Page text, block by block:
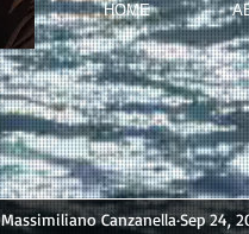
HOME
Massimiliano CanzanellaSep 24,